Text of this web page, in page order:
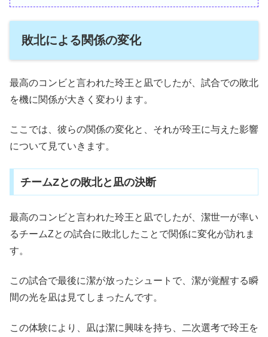
敗北による関係の変化
最高のコンビと言われた玲王と凪でしたが、試合での敗北
を機に関係が大きく変わります。
ここでは、彼らの関係の変化と、それが玲王に与えた影響
について見ていきます。
チームZとの敗北と凪の決断
最高のコンビと言われた玲王と凪でしたが、潔世一が率い
るチームZとの試合に敗北したことで関係に変化が訪れま
す。
この試合で最後に潔が放ったシュートで、潔が覚醒する瞬
間の光を凪は見てしまったんです。
この体験により、凪は潔に興味を持ち、二次選考で玲王を